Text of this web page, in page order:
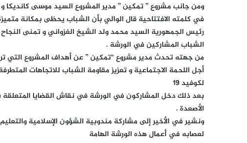
ومن جانب مشروع ” تمكين ” مدير المشروع السيد موسى كانديكا
في كلمته الافتتاحية قال الوالي بأن الشباب يحظى بمكانة
رئيس الجمهورية السيد محمد ولد الشيخ الغزواني و تمنى النجاح
الشباب المشاركين في الورشة .
من جهته تحدث مدير مشروع “تمكين ” عن أهداف المشروع التي
أجل اللحمة الاجتماعية و تعزيز مقاومة الشباب للاتجاهات
لكوفيد 19
بعد ذلك دخل المشاركون في الورشة في نقاش القضايا
الأصعدة .
ونشير في الأخير إلى مشاركة مندوبية الشؤون الإسلامية
لعصابه في أعمال هذه الورشة الهامة